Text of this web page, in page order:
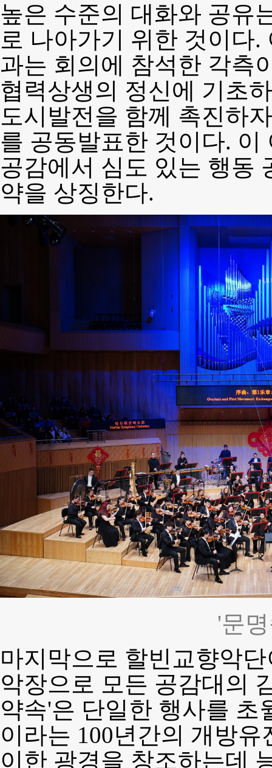
높은 수준의 대화와 공유
로 나아가기 위한 것이다
과는 회의에 참석한 각측
협력상생의 정신에 기초
도시발전을 함께 촉진하
를 공동발표한 것이다.
공감에서 심도 있는 행동
약을 상징한다.
'문
마지막으로 할빈교향악
악장으로 모든 공감대의
약속'은 단일한 행사를 초
이라는 100년간의 개방
이한 광경을 창조하는데